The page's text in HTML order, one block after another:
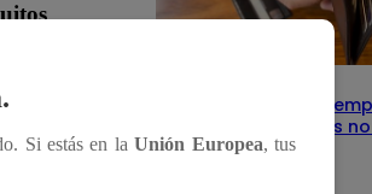
Infocorp: ¿Cuánto
para que tus deudas no
sistema?
Si estás en laUnión Europea, tus